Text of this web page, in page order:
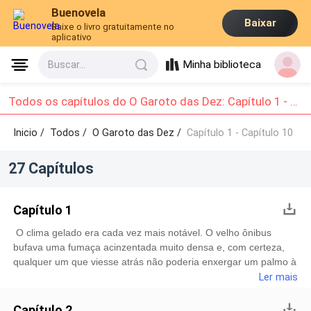
Buenovela
Baixe o livro gratuitamente no
aplicativo
Baixar
Buscar... Minha biblioteca
Todos os capítulos do O Garoto das Dez: Capítulo 1 - Capítulo 10
Inicio / Todos/O Garoto das Dez / Capítulo 1 - Capítulo 10
27 Capítulos
Capítulo 1
O clima gelado era cada vez mais notável. O velho ônibus
bufava uma fumaça acinzentada muito densa e, com certeza,
qualquer um que viesse atrás não poderia enxergar um palmo à
frente do para-brisa. A vegetação era muito diferente de onde
beirava o preto e branco da neve e das folhas murchas. Um sol
Ler mais